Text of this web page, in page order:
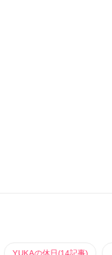
YUKAの休日(14記事)